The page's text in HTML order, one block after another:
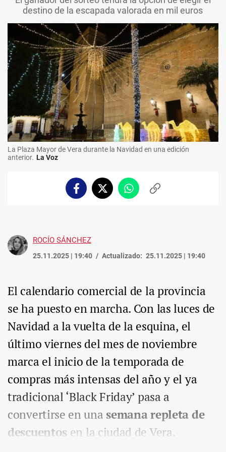
destino de la escapada valorada en mil euros
La Plaza Mayor de Vera durante la Navidad en una edición
anterior. La Voz
FacebookTwitterWhatsappCopiar
ROCÍO SÁNCHEZ
25.11.2025 | 19:40 Actualizado: 25.11.2025 | 19:40
El calendario comercial de la provincia
se ha puesto en marcha. Con las luces de
Navidad a la vuelta de la esquina, el
último viernes del mes de noviembre
marca el inicio de la temporada de
compras más intensas del año y el ya
tradicional ‘Black Friday’ pasa a
convertirse en unasemana repleta de
descuentos en la ciudad de Vera.